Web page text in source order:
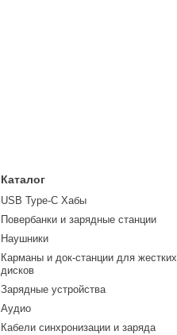
Каталог
USB Type-C Хабы
Повербанки и зарядные станции
Наушники
Карманы и док-станции для жестких
дисков
Зарядные устройства
Аудио
Кабели синхронизации и заряда